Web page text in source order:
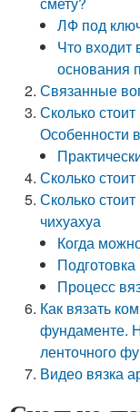
ЛФ под
Что входит
основания
Связанные
Сколько
Особенности
Сколько
Сколько
чихуахуа
Когда
Подготовка
Процесс
Как вязать
фундаменте.
ленточного
Видео вязка